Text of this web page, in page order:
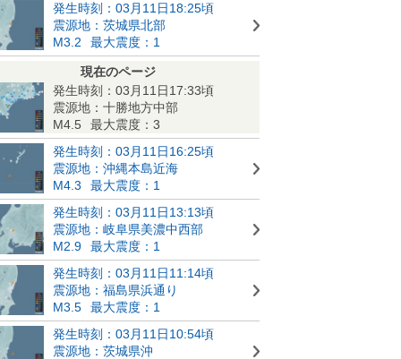
発生時刻：03月11日18:25頃
震源地：茨城県北部
M3.2
最大震度：1
現在のページ
発生時刻：03月11日17:33頃
震源地：十勝地方中部
M4.5
最大震度：3
発生時刻：03月11日16:25頃
震源地：沖縄本島近海
M4.3
最大震度：1
発生時刻：03月11日13:13頃
震源地：岐阜県美濃中西部
M2.9
最大震度：1
発生時刻：03月11日11:14頃
震源地：福島県浜通り
M3.5
最大震度：1
発生時刻：03月11日10:54頃
震源地：茨城県沖